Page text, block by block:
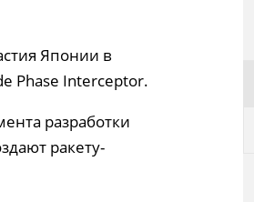
Японии в
Phase Interceptor.
разработки
ракету-